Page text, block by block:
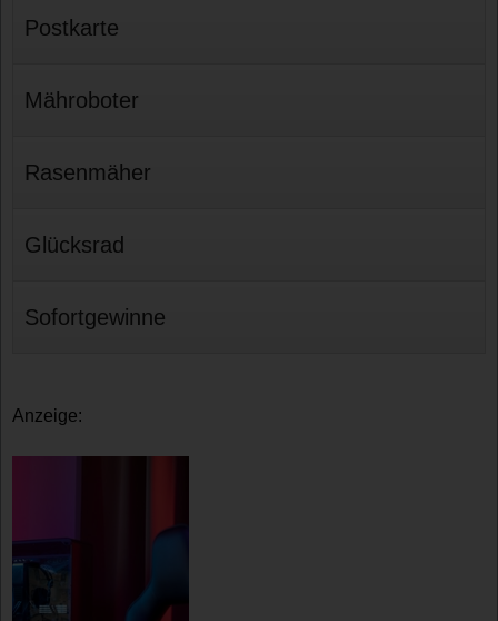
Postkarte
Mähroboter
Rasenmäher
Glücksrad
Sofortgewinne
Anzeige: